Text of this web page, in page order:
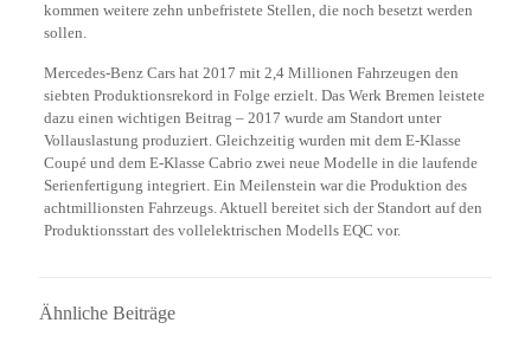
kommen weitere zehn unbefristete Stellen, die noch besetzt werden
sollen.
Mercedes-Benz Cars hat 2017 mit 2,4 Millionen Fahrzeugen den
siebten Produktionsrekord in Folge erzielt. Das Werk Bremen leistete
dazu einen wichtigen Beitrag – 2017 wurde am Standort unter
Vollauslastung produziert. Gleichzeitig wurden mit dem E-Klasse
Coupé und dem E-Klasse Cabrio zwei neue Modelle in die laufende
Serienfertigung integriert. Ein Meilenstein war die Produktion des
achtmillionsten Fahrzeugs. Aktuell bereitet sich der Standort auf den
Produktionsstart des vollelektrischen Modells EQC vor.
Ähnliche Beiträge